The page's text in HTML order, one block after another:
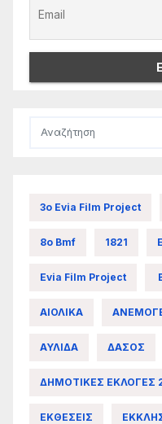
3ο Evia Film Project
8ο Bmf 1821
Evia Film Project
ΑΙΟΛΙΚΑ
ΑΥΛΙΔΑ ΔΑΣΟΣ
ΔΗΜΟΤΙΚΕΣ ΕΚΛΟΓΕΣ
ΕΚΘΕΣΕΙΣ